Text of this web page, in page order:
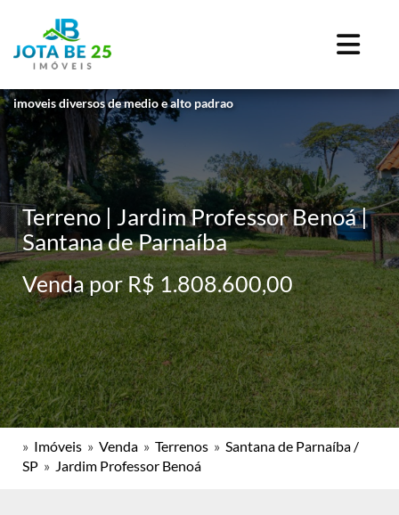
imoveis diversos de medio e alto padrao
Terreno | Jardim Professor Benoá |
Santana de Parnaíba
Venda por R$ 1.808.600,00
» Imóveis » Venda » Terrenos » Santana de Parnaíba /
SP » Jardim Professor Benoá